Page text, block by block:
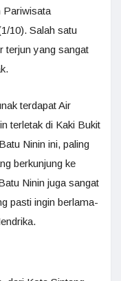
Pariwisata
10). Salah satu
terjun yang sangat
terdapat Air
terletak di Kaki Bukit
Ninin ini, paling
berkunjung ke
Ninin juga sangat
pasti ingin berlama-